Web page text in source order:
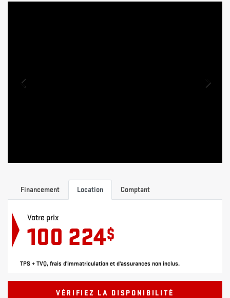
Financement Location Comptant
Votre prix
100 224$
TPS + TVQ, frais d'immatriculation et d'assurances non inclus.
VÉRIFIEZ LA DISPONIBILITÉ